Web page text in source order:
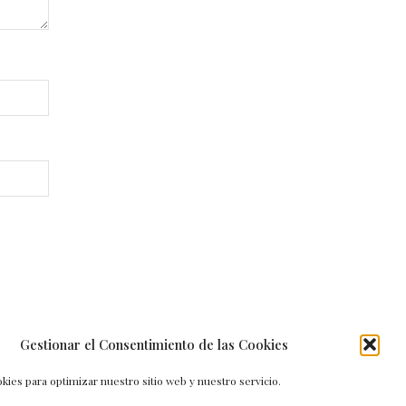
Gestionar el Consentimiento de las Cookies
para optimizar nuestro sitio web y nuestro servicio.